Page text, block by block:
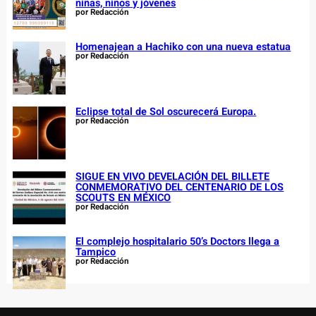
niñas, niños y jóvenes
por Redacción
Homenajean a Hachiko con una nueva estatua
por Redacción
Eclipse total de Sol oscurecerá Europa.
por Redacción
SIGUE EN VIVO DEVELACIÓN DEL BILLETE
CONMEMORATIVO DEL CENTENARIO DE LOS
SCOUTS EN MÉXICO
por Redacción
El complejo hospitalario 50’s Doctors llega a
Tampico
por Redacción